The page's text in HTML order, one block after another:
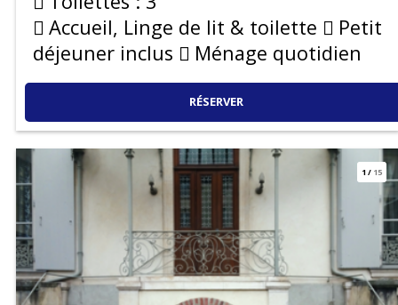
Accueil, Linge de lit & toilette
Petit
déjeuner inclus
Ménage quotidien
RÉSERVER
1/ 15